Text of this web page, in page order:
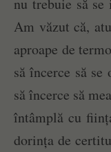
Am văzut că,
aproape de
să încerce să se
să încerce să
întâmplă cu
dorința de